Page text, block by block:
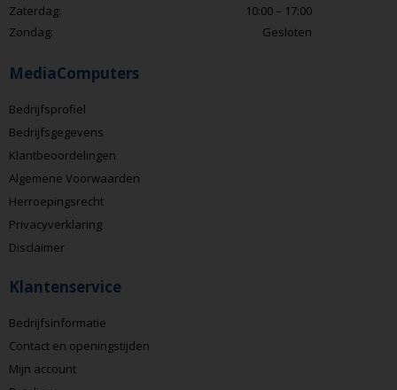
Zaterdag:
10:00 – 17:00
Zondag:
Gesloten
MediaComputers
Bedrijfsprofiel
Bedrijfsgegevens
Klantbeoordelingen
Algemene Voorwaarden
Herroepingsrecht
Privacyverklaring
Disclaimer
Klantenservice
Bedrijfsinformatie
Contact en openingstijden
Mijn account